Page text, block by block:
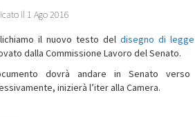
il 1 Ago 2016
il nuovo testo deldisegno di
dalla Commissione Lavoro del Senato.
dovrà andare in Senato
inizierà l’iter alla Camera.